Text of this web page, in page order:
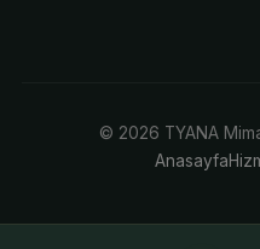
© 2026 TYANA
Anasayfa